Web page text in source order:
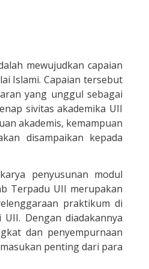
mewujudkan capaian
Islami. Capaian tersebut
yang unggul sebagai
sivitas akademika UII
akademis, kemampuan
disampaikan kepada
penyusunan modul
Terpadu UII merupakan
praktikum di
Dengan diadakannya
dan penyempurnaan
penting dari para